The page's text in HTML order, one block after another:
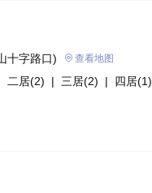
十字路口) 查看地图
二居(2) | 三居(2) | 四居(1)